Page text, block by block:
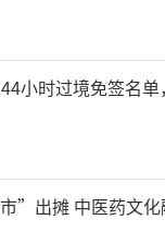
小时过境免签名单，
”出摊 中医药文化